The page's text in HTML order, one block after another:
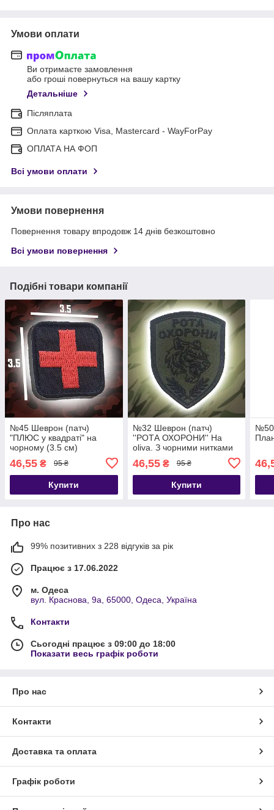
Умови оплати
Ви отримаєте замовлення
або гроші повернуться на вашу картку
Детальніше
Післяплата
Оплата карткою Visa, Mastercard - WayForPay
ОПЛАТА НА ФОП
Всі умови оплати
Умови повернення
Повернення товару впродовж 14 днів безкоштовно
Всі умови повернення
Подібні товари компанії
№45 Шеврон (патч)
"ПЛЮС у квадраті" на
чорному (3.5 см)
46,55 ₴ 95 ₴
Купити
№32 Шеврон (патч)
''РОТА ОХОРОНИ'' На
oliva. З чорними нитками
46,55₴ 95 ₴
Купити
№50
Про нас
99% позитивних з 228 відгуків за рік
Працює з 17.06.2022
м. Одеса
вул. Краснова, 9а, 65000, Одеса, Україна
Контакти
Сьогодні працює з 09:00 до 18:00
Показати весь графік роботи
Про нас
Контакти
Доставка та оплата
Графік роботи